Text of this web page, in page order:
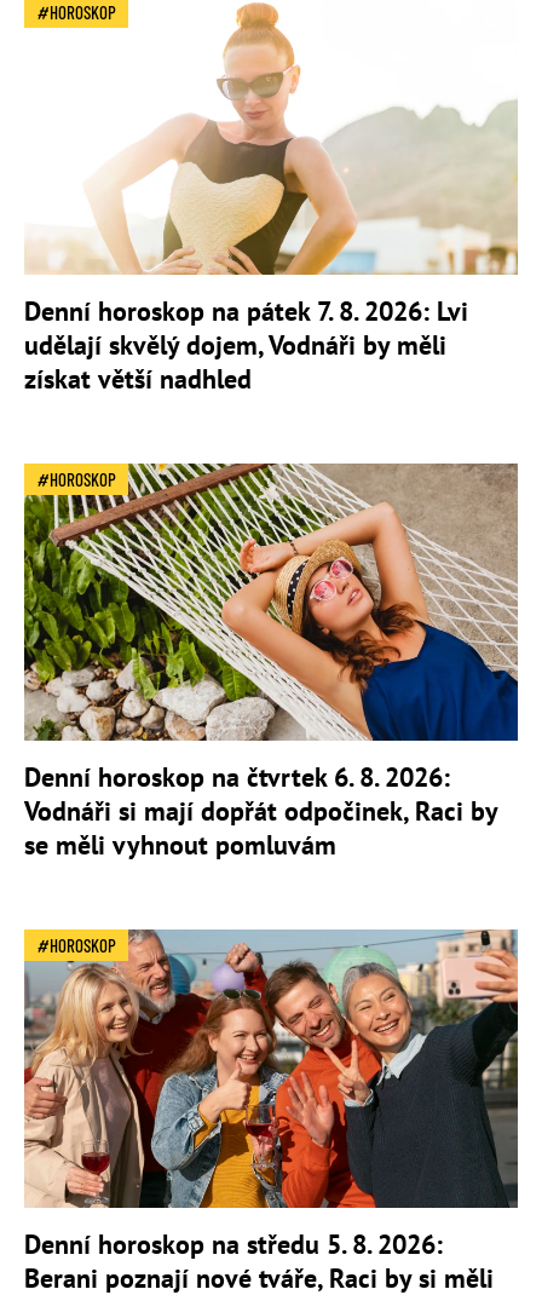
HOROSKOP
Denní horoskop na pátek 7. 8. 2026: Lvi
udělají skvělý dojem, Vodnáři by měli
získat větší nadhled
HOROSKOP
Denní horoskop na čtvrtek 6. 8. 2026:
Vodnáři si mají dopřát odpočinek, Raci by
se měli vyhnout pomluvám
HOROSKOP
Denní horoskop na středu 5. 8. 2026:
Berani poznají nové tváře, Raci by si měli